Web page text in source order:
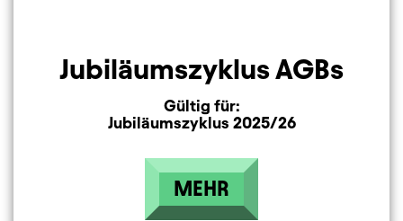
Jubiläumszyklus AGBs
Gültig für:
Jubiläumszyklus 2025/26
MEHR